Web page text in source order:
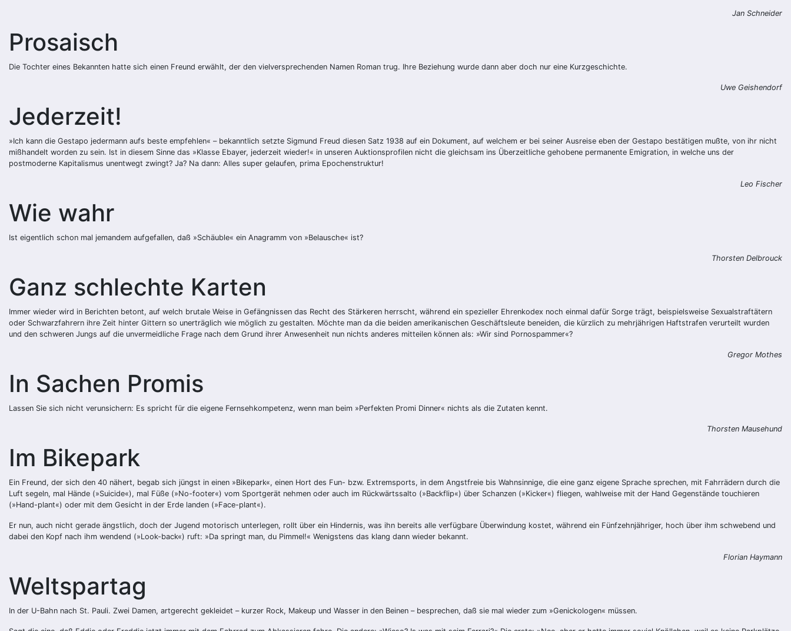
Jan Schneider
Prosaisch
Die Tochter eines Bekannten hatte sich einen Freund erwählt, der den vielversprechenden Namen Roman trug. Ihre Beziehung wurde dann aber doch nur eine Kurzgeschichte.
Uwe Geishendorf
Jederzeit!
»Ich kann die Gestapo jedermann aufs beste empfehlen« – bekanntlich setzte Sigmund Freud diesen Satz 1938 auf ein Dokument, auf welchem er bei seiner Ausreise eben der Gestapo bestätigen mußte, von ihr nicht
mißhandelt worden zu sein. Ist in diesem Sinne das »Klasse Ebayer, jederzeit wieder!« in unseren Auktionsprofilen nicht die gleichsam ins Überzeitliche gehobene permanente Emigration, in welche uns der
postmoderne Kapitalismus unentwegt zwingt? Ja? Na dann: Alles super gelaufen, prima Epochenstruktur!
Leo Fischer
Wie wahr
Ist eigentlich schon mal jemandem aufgefallen, daß »Schäuble« ein Anagramm von »Belausche« ist?
Thorsten Delbrouck
Ganz schlechte Karten
Immer wieder wird in Berichten betont, auf welch brutale Weise in Gefängnissen das Recht des Stärkeren herrscht, während ein spezieller Ehrenkodex noch einmal dafür Sorge trägt, beispielsweise Sexualstraftätern
oder Schwarzfahrern ihre Zeit hinter Gittern so unerträglich wie möglich zu gestalten. Möchte man da die beiden amerikanischen Geschäftsleute beneiden, die kürzlich zu mehrjährigen Haftstrafen verurteilt wurden
und den schweren Jungs auf die unvermeidliche Frage nach dem Grund ihrer Anwesenheit nun nichts anderes mitteilen können als: »Wir sind Pornospammer«?
Gregor Mothes
In Sachen Promis
Lassen Sie sich nicht verunsichern: Es spricht für die eigene Fernsehkompetenz, wenn man beim »Perfekten Promi Dinner« nichts als die Zutaten kennt.
Thorsten Mausehund
Im Bikepark
Ein Freund, der sich den 40 nähert, begab sich jüngst in einen »Bikepark«, einen Hort des Fun- bzw. Extremsports, in dem Angstfreie bis Wahnsinnige, die eine ganz eigene Sprache sprechen, mit Fahrrädern durch die
Luft segeln, mal Hände (»Suicide«), mal Füße (»No-footer«) vom Sportgerät nehmen oder auch im Rückwärtssalto (»Backflip«) über Schanzen (»Kicker«) fliegen, wahlweise mit der Hand Gegenstände touchieren
(»Hand-plant«) oder mit dem Gesicht in der Erde landen (»Face-plant«).
Er nun, auch nicht gerade ängstlich, doch der Jugend motorisch unterlegen, rollt über ein Hindernis, was ihn bereits alle verfügbare Überwindung kostet, während ein Fünfzehnjähriger, hoch über ihm schwebend und
dabei den Kopf nach ihm wendend (»Look-back«) ruft: »Da springt man, du Pimmel!« Wenigstens das klang dann wieder bekannt.
Florian Haymann
Weltspartag
In der U-Bahn nach St. Pauli. Zwei Damen, artgerecht gekleidet – kurzer Rock, Makeup und Wasser in den Beinen – besprechen, daß sie mal wieder zum »Genickologen« müssen.